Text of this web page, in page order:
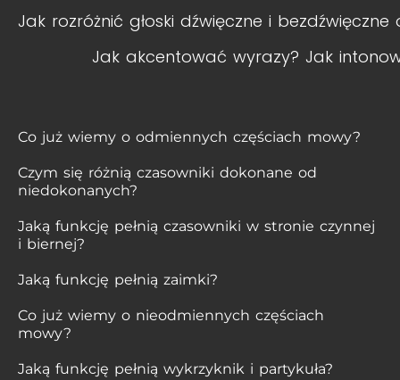
Jak rozróżnić głoski dźwięczne i
Jak akcentować wyrazy? Jak
Co już wiemy o odmiennych częściach mowy?
Czym się różnią czasowniki dokonane od
niedokonanych?
Jaką funkcję pełnią czasowniki w stronie czynnej
i biernej?
Jaką funkcję pełnią zaimki?
Co już wiemy o nieodmiennych częściach
mowy?
Jaką funkcję pełnią wykrzyknik i partykuła?